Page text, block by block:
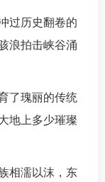
过历史翻卷的
浪拍击峡谷涌
了瑰丽的传统
地上多少璀璨
相濡以沫，东